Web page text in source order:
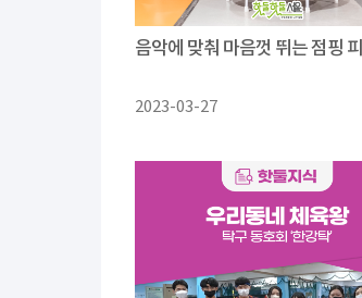
음악에 맞춰 마음껏 뛰는 점핑
2023-03-27